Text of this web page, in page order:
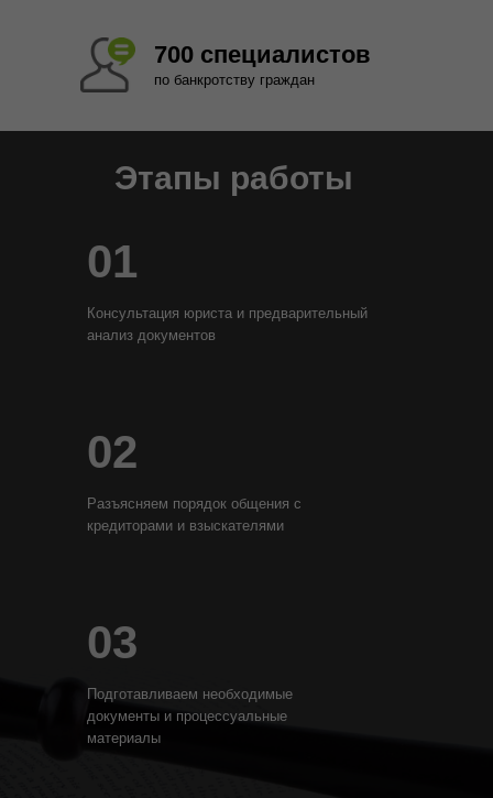
по банкротству граждан
700 специалистов
Этапы работы
01
Консультация юриста и предварительный
анализ документов
02
Разъясняем порядок общения с
кредиторами и взыскателями
03
Подготавливаем необходимые
документы и процессуальные
материалы